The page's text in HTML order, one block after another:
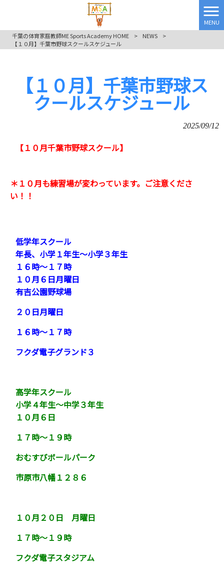
MENU
千葉の体育家庭教師ME Sports Academy HOME
> NEWS
>
【１０月】千葉市野球スクールスケジュール
【１０月】千葉市野球ス
クールスケジュール
2025/09/12
【１０月千葉市野球スクール】
＊１０月も練習場が変わっています。ご注意くださ
い！！
低学年スクール
年長、小学１年生〜小学３年生
１６時〜１７時
１０月６日月曜日
有吉公園野球場
２０日月曜日
１６時〜１７時
フクダ電子グランド３
高学年スクール
小学４年生〜中学３年生
１０月６日
１７時〜１９時
おむすびボールパーク
市原市八幡１２８６
１０月２０日 月曜日
１７時〜１９時
フクダ電子スタジアム